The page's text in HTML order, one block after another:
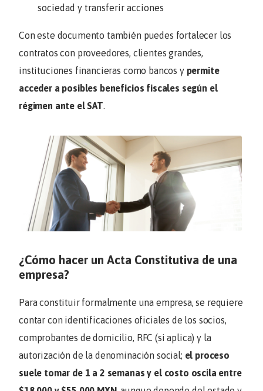
sociedad y transferir acciones
Con este documento también puedes fortalecer los
contratos con proveedores, clientes grandes,
instituciones financieras como bancos y permite
acceder a posibles beneficios fiscales según el
régimen ante el SAT
¿Cómo hacer un Acta Constitutiva de una
empresa?
Para constituir formalmente una empresa, se requiere
contar con identificaciones oficiales de los socios,
comprobantes de domicilio, RFC (si aplica) y la
autorización de la denominación social; el proceso
suele tomar de 1 a 2 semanas y el costo oscila entre